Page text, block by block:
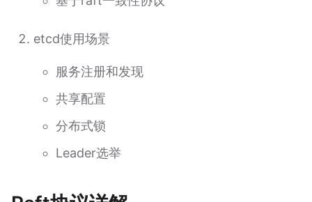
etcd使用场景
服务注册和发现
共享配置
分布式锁
Leader选举